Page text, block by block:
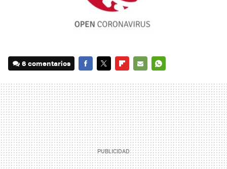
6 comentarios
MAIL